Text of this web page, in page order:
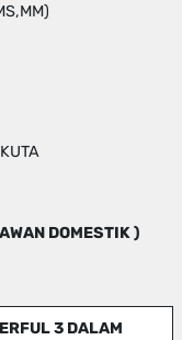
DOMESTIK )
3 DALAM